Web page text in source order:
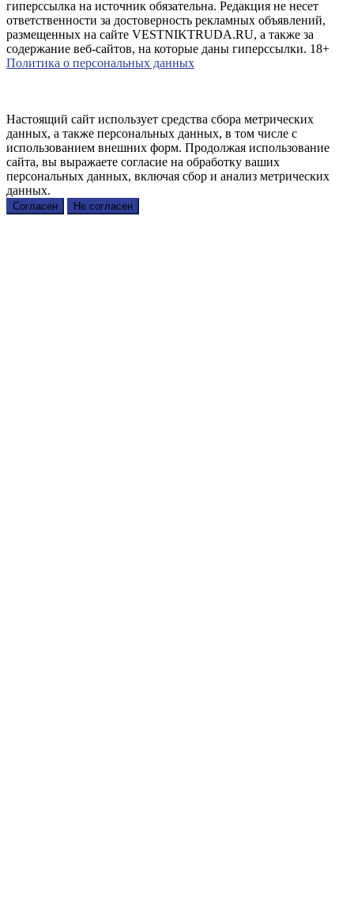
гиперссылка на источник обязательна. Редакция не несет
ответственности за достоверность рекламных объявлений,
размещенных на сайте VESTNIKTRUDA.RU, а также за
содержание веб-сайтов, на которые даны гиперссылки. 18+
Политика о персональных данных
Настоящий сайт использует средства сбора метрических
данных, а также персональных данных, в том числе с
использованием внешних форм. Продолжая использование
сайта, вы выражаете согласие на обработку ваших
персональных данных, включая сбор и анализ метрических
данных.
Согласен Не согласен